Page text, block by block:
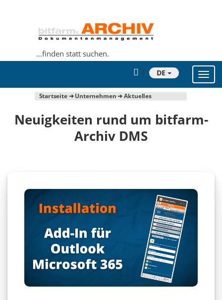
…finden statt suchen.
DE
Startseite➜Unternehmen➜ Aktuelles
Neuigkeiten rund um bitfarm-
Archiv DMS